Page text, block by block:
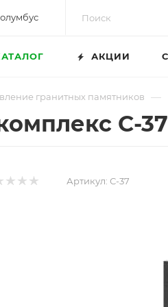
АКЦИИ
гранитных памятников —
С-37
Артикул: С-37